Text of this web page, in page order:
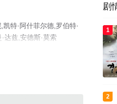
特·阿什菲尔德,罗伯特·
达兹,安德斯·莫索
版电影大全就上飘花影
剧
1
2